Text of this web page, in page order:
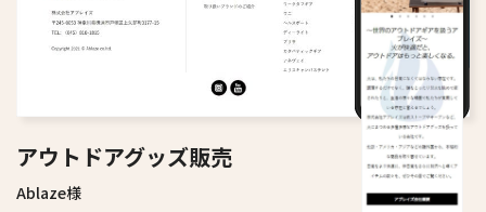
アウトドアグッズ販売
Ablaze様